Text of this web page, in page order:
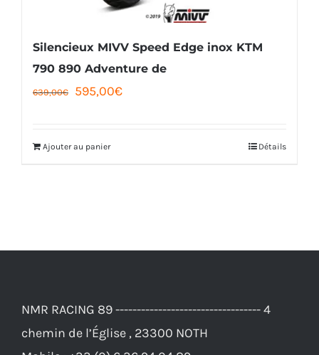
la
page
du
Silencieux MIVV Speed Edge inox KTM
790 890 Adventure de
639,00 €
Le
était :
595,00€Le
Ajouter au panier Détails
NMR RACING 89 ---------------------------------- 4
chemin de l’Église , 23300 NOTH